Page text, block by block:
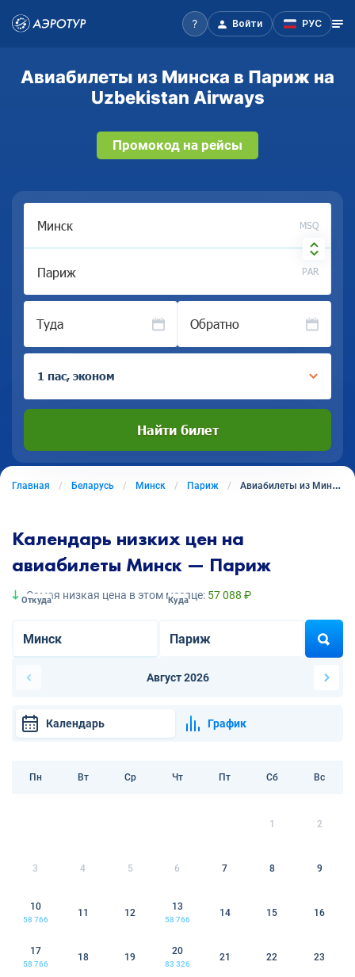
Войти РУС
Авиабилеты из Минска в Париж на
Uzbekistan Airways
Промокод на рейсы
MSQ
PAR
Туда Обратно
1 пас, эконом
Найти билет
Главная Беларусь Минск Париж Авиабилеты из Минска в Париж
Календарь низких цен на
авиабилеты Минск — Париж
Самая низкая цена в этом месяце: 57 088 ₽
Откуда Куда
Август 2026
Календарь График
Пн Вт Ср Чт Пт Сб Вс
1 2
3 4 5 6 7 8 9
10
58 766
11 12
13
58 766
14 15 16
17
58 766
18 19
20
83 326
21 22 23